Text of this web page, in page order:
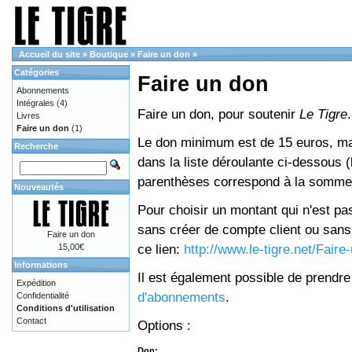
Accueil du site » Boutique » Faire un don »
Faire un don
Faire un don, pour soutenir Le Tigre.
Le don minimum est de 15 euros,
dans la liste déroulante ci-dessous
parenthèses correspond à la
Pour choisir un montant qui n'est
sans créer de compte client ou
ce lien: http://www.le-tigre.net/
Il est également possible de
d'abonnements.
Options :
Catégories
Abonnements
Intégrales (4)
Livres
Faire un don (1)
Recherche
Nouveautés
Faire un don
15,00€
Informations
Expédition
Confidentialité
Conditions d'utilisation
Contact